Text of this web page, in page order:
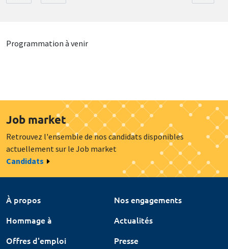
Programmation à venir
Job market
Retrouvez l'ensemble de nos candidats disponibles
actuellement sur le Job market
Candidats
À propos
Nos engagements
Hommage à
Actualités
Offres d'emploi
Presse